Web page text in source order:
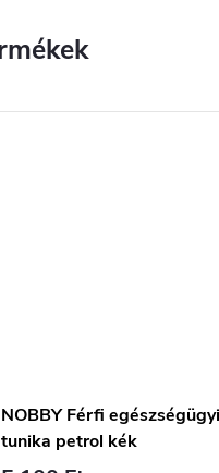
NOBBY Férfi egészségügyi
tunika petrol kék